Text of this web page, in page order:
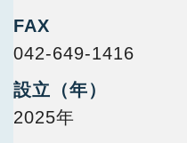
FAX
042-649-1416
設立（年）
2025年